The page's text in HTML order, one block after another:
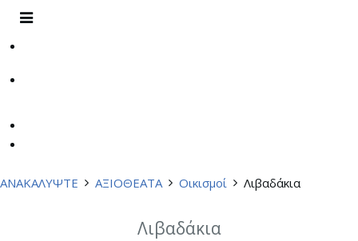
ΑΝΑΚΑΛΥΨΤΕ ΑΞΙΟΘΕΑΤΑ Οικισμοί Λιβαδάκια
Λιβαδάκια